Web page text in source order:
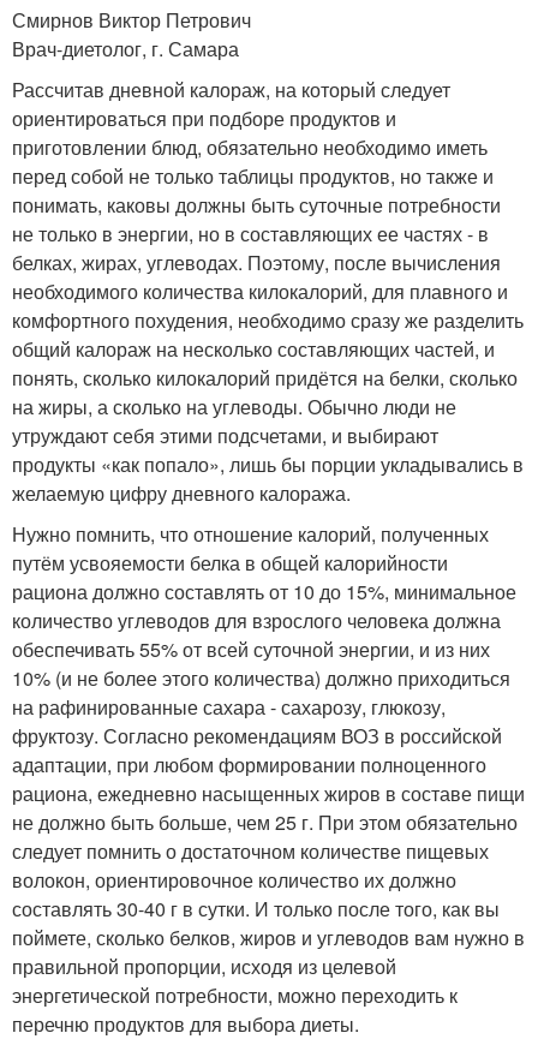
Смирнов Виктор Петрович
Врач-диетолог, г. Самара
Рассчитав дневной калораж, на который следует
ориентироваться при подборе продуктов и
приготовлении блюд, обязательно необходимо иметь
перед собой не только таблицы продуктов, но также и
понимать, каковы должны быть суточные потребности
не только в энергии, но в составляющих ее частях - в
белках, жирах, углеводах. Поэтому, после вычисления
необходимого количества килокалорий, для плавного и
комфортного похудения, необходимо сразу же разделить
общий калораж на несколько составляющих частей, и
понять, сколько килокалорий придётся на белки, сколько
на жиры, а сколько на углеводы. Обычно люди не
утруждают себя этими подсчетами, и выбирают
продукты «как попало», лишь бы порции укладывались в
желаемую цифру дневного калоража.
Нужно помнить, что отношение калорий, полученных
путём усвояемости белка в общей калорийности
рациона должно составлять от 10 до 15%, минимальное
количество углеводов для взрослого человека должна
обеспечивать 55% от всей суточной энергии, и из них
10% (и не более этого количества) должно приходиться
на рафинированные сахара - сахарозу, глюкозу,
фруктозу. Согласно рекомендациям ВОЗ в российской
адаптации, при любом формировании полноценного
рациона, ежедневно насыщенных жиров в составе пищи
не должно быть больше, чем 25 г. При этом обязательно
следует помнить о достаточном количестве пищевых
волокон, ориентировочное количество их должно
составлять 30-40 г в сутки. И только после того, как вы
поймете, сколько белков, жиров и углеводов вам нужно в
правильной пропорции, исходя из целевой
энергетической потребности, можно переходить к
перечню продуктов для выбора диеты.